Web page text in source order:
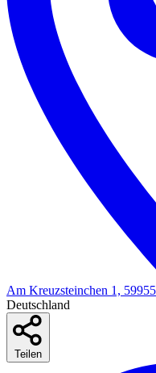
Am Kreuzsteinchen 1,
Deutschland
Teilen